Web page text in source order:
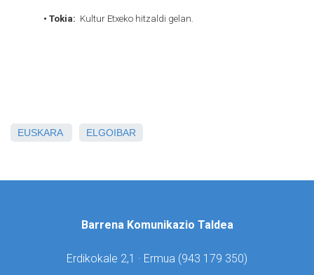
• Tokia: Kultur Etxeko hitzaldi gelan.
EUSKARA ELGOIBAR
Barrena Komunikazio Taldea
Erdikokale 2,1 · Ermua (943 179 350)